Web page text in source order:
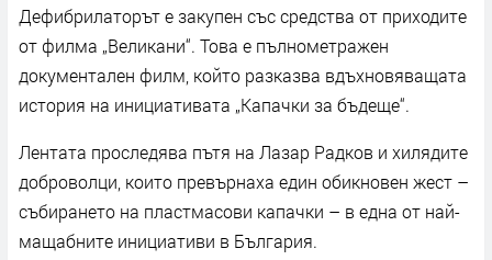
Дефибрилаторът е закупен със средства от приходите
от филма „Великани“. Това е пълнометражен
документален филм, който разказва вдъхновяващата
история на инициативата „Капачки за бъдеще“.
Лентата проследява пътя на Лазар Радков и хилядите
доброволци, които превърнаха един обикновен жест –
събирането на пластмасови капачки – в една от най-
мащабните инициативи в България.